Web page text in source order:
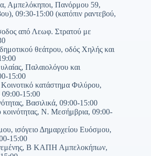
Αμπελόκηποι, Πανόρμου 59,
09:30-15:00 (κατόπιν ραντεβού,
από Λεωφ. Στρατού με
θεάτρου, οδός Χηλής και
Παλαιολόγου και
15:00
κατάστημα Φιλύρου,
09:00-15:00
Βασιλικά, 09:00-15:00
κοινότητας, Ν. Μεσήμβρια, 09:00-
ισόγειο Δημαρχείου Ευόσμου,
15:00
Β ΚΑΠΗ Αμπελοκήπων,